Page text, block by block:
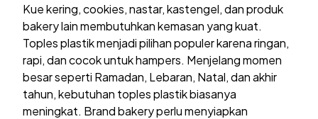
Kue kering, cookies, nastar, kastengel, dan produk
bakery lain membutuhkan kemasan yang kuat.
Toples plastik menjadi pilihan populer karena ringan,
rapi, dan cocok untuk hampers. Menjelang momen
besar seperti Ramadan, Lebaran, Natal, dan akhir
tahun, kebutuhan toples plastik biasanya
meningkat. Brand bakery perlu menyiapkan